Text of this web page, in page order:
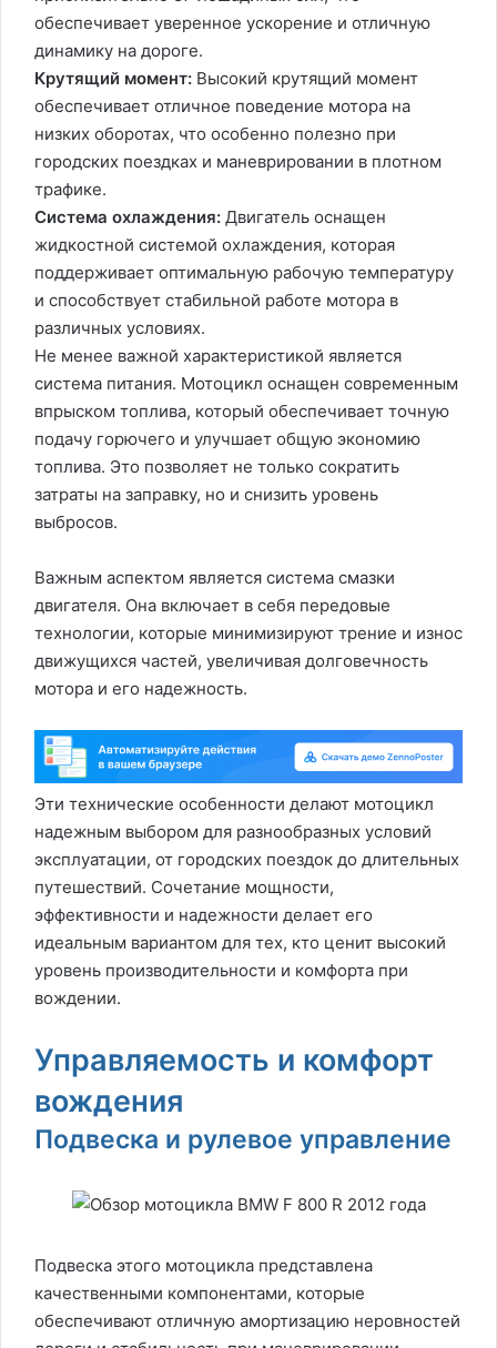
обеспечивает уверенное ускорение и отличную
динамику на дороге.
Крутящий момент: Высокий крутящий момент
обеспечивает отличное поведение мотора на
низких оборотах, что особенно полезно при
городских поездках и маневрировании в плотном
трафике.
Система охлаждения: Двигатель оснащен
жидкостной системой охлаждения, которая
поддерживает оптимальную рабочую температуру
и способствует стабильной работе мотора в
различных условиях.
Не менее важной характеристикой является
система питания. Мотоцикл оснащен современным
впрыском топлива, который обеспечивает точную
подачу горючего и улучшает общую экономию
топлива. Это позволяет не только сократить
затраты на заправку, но и снизить уровень
выбросов.
Важным аспектом является система смазки
двигателя. Она включает в себя передовые
технологии, которые минимизируют трение и износ
движущихся частей, увеличивая долговечность
мотора и его надежность.
Эти технические особенности делают мотоцикл
надежным выбором для разнообразных условий
эксплуатации, от городских поездок до длительных
путешествий. Сочетание мощности,
эффективности и надежности делает его
идеальным вариантом для тех, кто ценит высокий
уровень производительности и комфорта при
вождении.
Управляемость и комфорт
вождения
Подвеска и рулевое управление
Подвеска этого мотоцикла представлена
качественными компонентами, которые
обеспечивают отличную амортизацию неровностей